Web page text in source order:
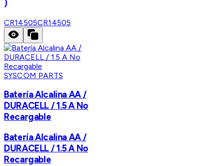
)
CR14505CR14505
SYSCOM PARTS
Batería Alcalina AA /
DURACELL / 1.5 A No
Recargable
Batería Alcalina AA /
DURACELL / 1.5 A No
Recargable